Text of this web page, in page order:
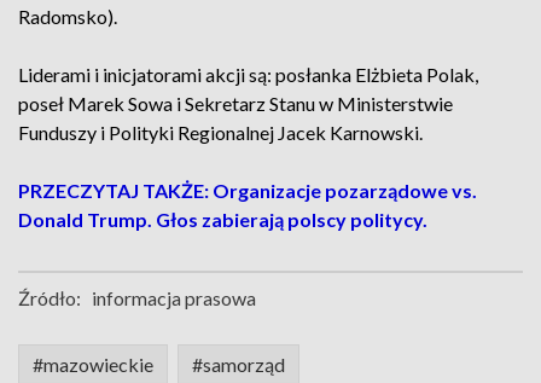
Radomsko).
Liderami i inicjatorami akcji są: posłanka Elżbieta Polak,
poseł Marek Sowa i Sekretarz Stanu w Ministerstwie
Funduszy i Polityki Regionalnej Jacek Karnowski.
PRZECZYTAJ TAKŻE: Organizacje pozarządowe vs.
Donald Trump. Głos zabierają polscy politycy.
Źródło: informacja prasowa
#mazowieckie #samorząd